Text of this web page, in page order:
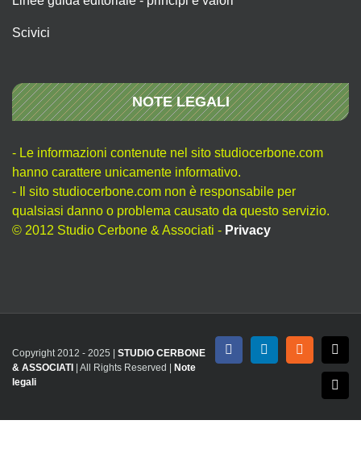
Scivici
NOTE LEGALI
- Le informazioni contenute nel sito studiocerbone.com
hanno carattere unicamente informativo.
- Il sito studiocerbone.com non è responsabile per
qualsiasi danno o problema causato da questo servizio.
© 2012 Studio Cerbone & Associati - Privacy
Copyright 2012 - 2025 | STUDIO CERBONE
& ASSOCIATI
| All Rights Reserved |
Note
legali
FacebookLinkedInRss X